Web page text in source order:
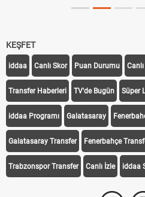
KEŞFET
iddaa Canlı Skor Puan Durumu
Transfer Haberleri TV'de Bugün Süper
iddaa Programı Galatasaray
Galatasaray Transfer Fenerbahçe
Trabzonspor Transfer Canlı İzle iddaa